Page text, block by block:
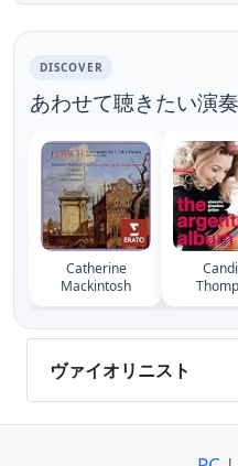
DISCOVER
あわせて聴きたい演
Catherine
Mackintosh
ヴァイオリニスト